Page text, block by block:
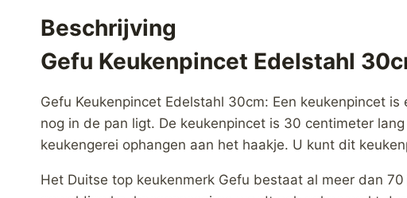
Beschrijving
Gefu Keukenpincet Edelstahl
Gefu Keukenpincet Edelstahl 30cm: Een keukenpincet
nog in de pan ligt. De keukenpincet is 30 centimeter
keukengerei ophangen aan het haakje. U kunt dit
Het Duitse top keukenmerk Gefu bestaat al meer dan